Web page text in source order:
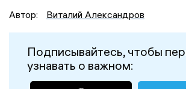
Автор:
Виталий Александров
Подписывайтесь, чтобы
узнавать о важном: